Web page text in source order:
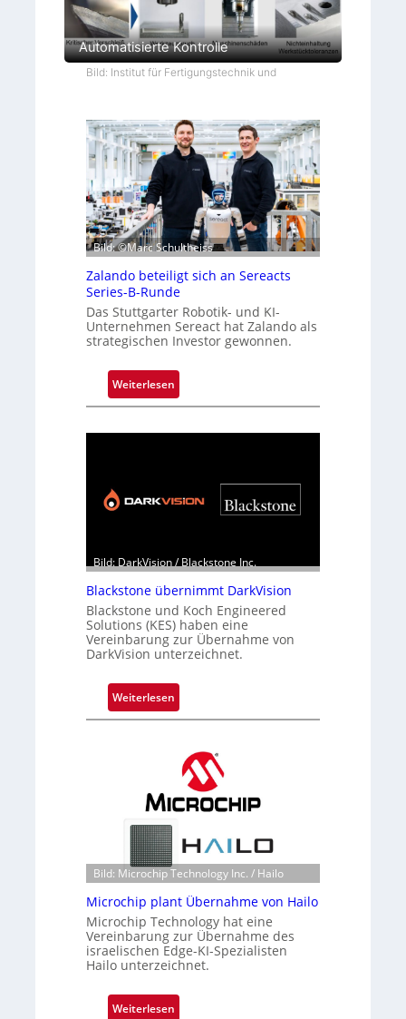
Automatisierte Kontrolle
Bild: Institut für Fertigungstechnik und
Bild: ©Marc Schultheiss
Zalando beteiligt sich an Sereacts
Series-B-Runde
Das Stuttgarter Robotik- und KI-
Unternehmen Sereact hat Zalando als
strategischen Investor gewonnen.
Weiterlesen:
Z
d
e
t
e
i
l
i
t
s
n
e
a
c
t
s
S
e
r
Bild: DarkVision / Blackstone Inc.
Blackstone übernimmt DarkVision
Blackstone und Koch Engineered
Solutions (KES) haben eine
Vereinbarung zur Übernahme von
DarkVision unterzeichnet.
Weiterlesen:
B
s
n
e
ü
b
e
r
Bild: Microchip Technology Inc. / Hailo
Microchip plant Übernahme von Hailo
Microchip Technology hat eine
Vereinbarung zur Übernahme des
israelischen Edge-KI-Spezialisten
Hailo unterzeichnet.
Weiterlesen: